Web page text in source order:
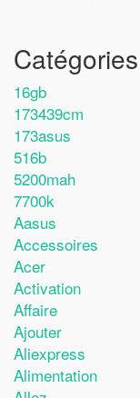
Catégories
16gb
173439cm
173asus
516b
5200mah
7700k
Aasus
Accessoires
Acer
Activation
Affaire
Ajouter
Aliexpress
Alimentation